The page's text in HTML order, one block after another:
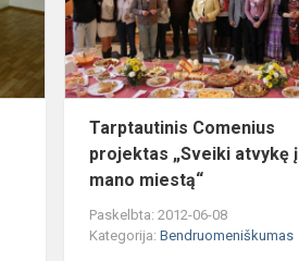
Tarptautinis Comenius
projektas „Sveiki atvykę į
mano miestą“
Paskelbta: 2012-06-08
Kategorija:Bendruomeniškumas